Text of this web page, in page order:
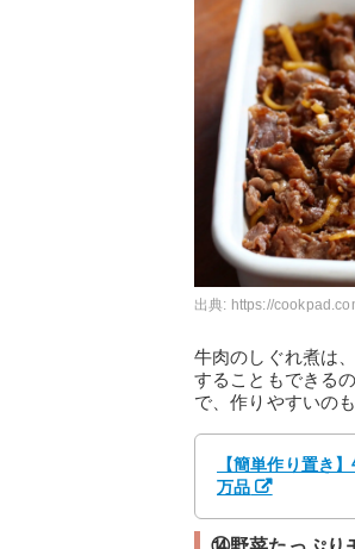
出典: https://
牛肉のしぐれ煮は
することもできる
で、作りやすいの
【簡単作り置き
万品